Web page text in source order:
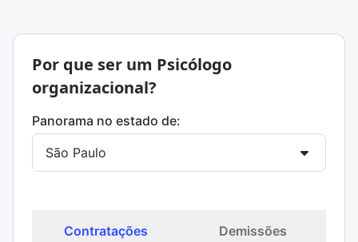
Por que ser um Psicólogo
organizacional?
Panorama no estado de:
Contratações Demissões